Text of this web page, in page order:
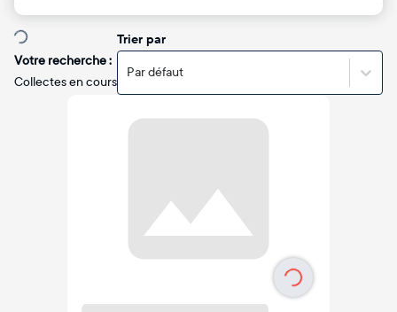
Votre recherche :
Collectes en cours
Trier par
Par défaut